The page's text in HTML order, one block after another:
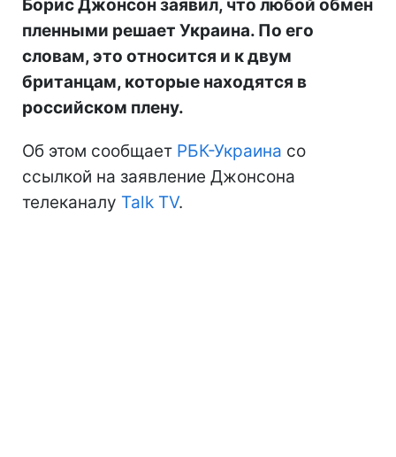
Борис Джонсон заявил, что любой обмен
пленными решает Украина. По его
словам, это относится и к двум
британцам, которые находятся в
российском плену.
Об этом сообщает РБК-Украина со
ссылкой на заявление Джонсона
телеканалу Talk TV.